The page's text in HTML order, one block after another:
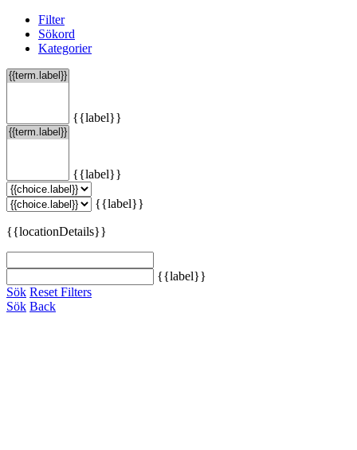
Filter
Sökord
Kategorier
{{label}}
{{label}}
{{label}}
{{locationDetails}}
{{label}}
Sök Reset Filters
Sök Back